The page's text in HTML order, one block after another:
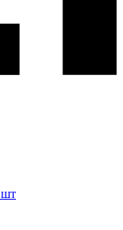
шт